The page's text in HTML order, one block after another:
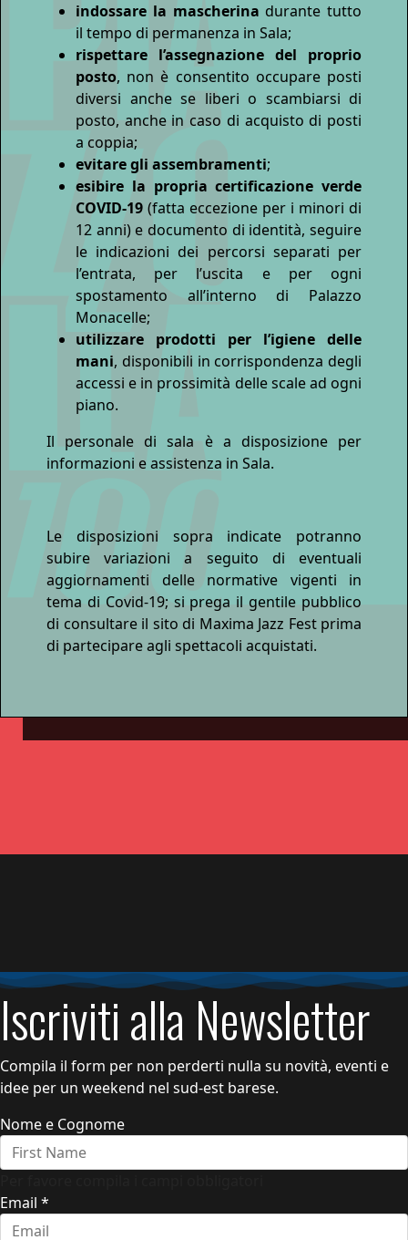
indossare la mascherina durante tutto
il tempo di permanenza in Sala;
rispettare l’assegnazione del proprio
posto, non è consentito occupare posti
diversi anche se liberi o scambiarsi di
posto, anche in caso di acquisto di posti
a coppia;
evitare gli assembramenti;
esibire la propria certificazione verde
COVID-19 (fatta eccezione per i minori di
12 anni) e documento di identità, seguire
le indicazioni dei percorsi separati per
l’entrata, per l’uscita e per ogni
spostamento all’interno di Palazzo
Monacelle;
utilizzare prodotti per l’igiene delle
mani, disponibili in corrispondenza degli
accessi e in prossimità delle scale ad ogni
piano.
Il personale di sala è a disposizione per
informazioni e assistenza in Sala.
Le disposizioni sopra indicate potranno
subire variazioni a seguito di eventuali
aggiornamenti delle normative vigenti in
tema di Covid-19; si prega il gentile pubblico
di consultare il sito di Maxima Jazz Fest prima
di partecipare agli spettacoli acquistati.
Iscriviti alla Newsletter
Compila il form per non perderti nulla su novità, eventi e
idee per un weekend nel sud-est barese.
Nome e Cognome
Email *